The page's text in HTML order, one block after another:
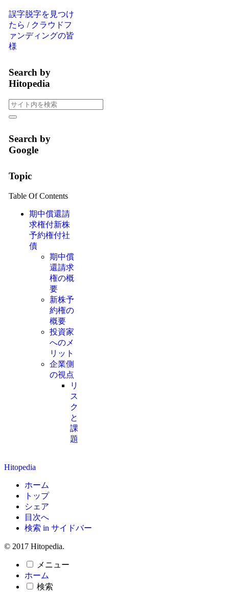
誤字脱字を見つけ
たら / クラウドフ
ァンディングの皆
様
Search by
Hitopedia
Search by
Google
Topic
Table Of Contents
期中償還請
求権付新株
予約権付社
債
期中償
還請求
権の概
要
新株予
約権の
概要
投資家
へのメ
リット
企業側
の視点
リ
ス
ク
と
課
題
Hitopedia
ホーム
トップ
シェア
目次へ
検索 in サイドバー
© 2017 Hitopedia.
メニュー
ホーム
検索